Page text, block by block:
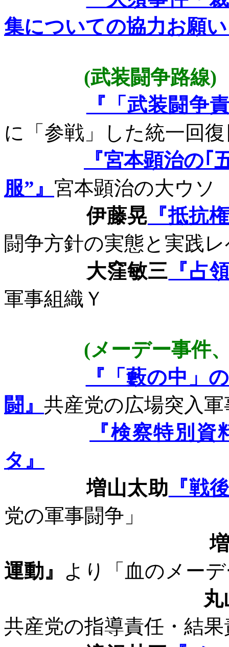
集についての協力お願
(武装闘争路線)
『「武装闘争
に「参戦」した統一回
『宮本顕治の｢
服”』 宮本顕治の大ウソ
伊藤晃 『抵抗
闘争方針の実態と実践
大窪敏三 『占
軍事組織Ｙ
(メーデー事件
『「藪の中」
闘』 共産党の広場突入
『検察特別
タ』
増山太助 『戦
党の軍事闘争」
運動』
より「血のメー
共産党の指導責任・結